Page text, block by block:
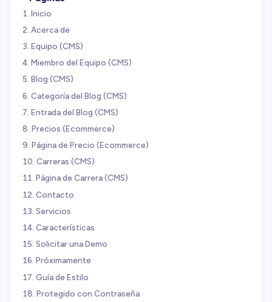
Inicio
Acerca de
Equipo (CMS)
Miembro del Equipo (CMS)
Blog (CMS)
Categoría del Blog (CMS)
Entrada del Blog (CMS)
Precios (Ecommerce)
Página de Precio (Ecommerce)
Carreras (CMS)
Página de Carrera (CMS)
Contacto
Servicios
Características
Solicitar una Demo
Próximamente
Guía de Estilo
Protegido con Contraseña